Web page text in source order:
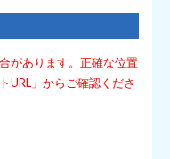
があります。正確な位置
URL」からご確認くださ